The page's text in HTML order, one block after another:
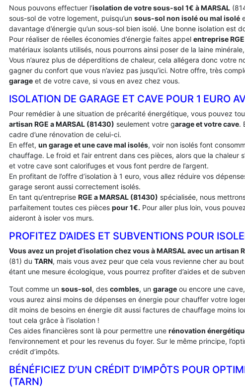
Nous pouvons effectuer l’isolation de votre sous-sol 1€ à MARSAL
sous-sol de votre logement, puisqu’un sous-sol non isolé ou mal isolé
davantage d’énergie qu’un sous-sol bien isolé. Une bonne isolation est
Pour réaliser de réelles économies d’énergie faites appel entreprise
matériaux isolants utilisés, nous pourrons ainsi poser de la laine
Vous n’aurez plus de déperditions de chaleur, cela allégera donc votre
gagner du confort que vous n’aviez pas jusqu’ici. Notre offre, très
garage et de votre cave, si vous en avez chez vous.
ISOLATION DE GARAGE ET CAVE POUR 1 EURO
Pour remédier à une situation de précarité énergétique, vous pouvez
artisan RGE a MARSAL (81430) seulement votre garage et votre cave.
cadre d’une rénovation de celui-ci.
En effet, un garage et une cave mal isolés, voir non isolés font
chauffage. Le froid et l’air entrent dans ces pièces, alors que la chaleur
et votre cave sont calorifuges et vous font perdre de l’argent.
En profitant de l’offre d’isolation à 1 euro, vous allez réduire vos
garage seront aussi correctement isolés.
En tant qu’entreprise RGE a MARSAL (81430) spécialisée, nous
parfaitement toutes ces pièces pour 1€. Pour aller plus loin, vous
aideront à isoler vos murs.
PROFITEZ D’AIDES ET SUBVENTIONS POUR
Vous avez un projet d’isolation chez vous à MARSAL avec un artisan
(81) du TARN, mais vous avez peur que cela vous revienne cher au
étant une mesure écologique, vous pourrez profiter d’aides et de
Tout comme un sous-sol, des combles, un garage ou encore une
vous aurez ainsi moins de dépenses en énergie pour chauffer votre
dit moins de besoins en énergie dit aussi factures de chauffage moins
tout cela grâce à l’isolation !
Ces aides financières sont là pour permettre une rénovation
l’environnement et pour les revenus du foyer. Sur le même principe,
crédit d’impôts.
BÉNÉFICIEZ D’UN CRÉDIT D’IMPÔTS POUR
(TARN)